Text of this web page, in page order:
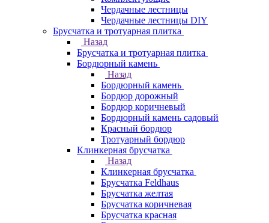
Чердачные лестницы
Чердачные лестницы DIY
Брусчатка и тротуарная плитка
Назад
Брусчатка и тротуарная плитка
Бордюрный камень
Назад
Бордюрный камень
Бордюр дорожный
Бордюр коричневый
Бордюрный камень садовый
Красный бордюр
Тротуарный бордюр
Клинкерная брусчатка
Назад
Клинкерная брусчатка
Брусчатка Feldhaus
Брусчатка желтая
Брусчатка коричневая
Брусчатка красная